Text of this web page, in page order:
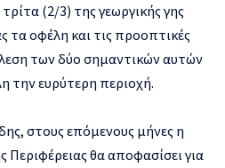
(2/3) της γεωργικής γης
τα οφέλη και τις προοπτικές
των δύο σημαντικών αυτών
την ευρύτερη περιοχή.
στους επόμενους μήνες η
θα αποφασίσει για